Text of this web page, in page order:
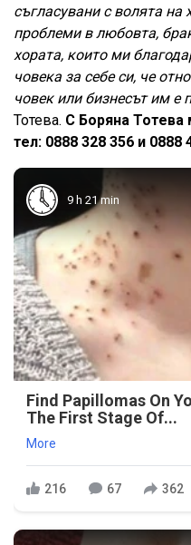
съгласувани с волята
проблеми в любовта,
хората, които ми
човека за себе си, че
човек или бизнесът им е
Тотева. С Боряна
тел: 0888 328 356 и 0888
9 h 21 min
Find Papillomas On
The First Stage Of...
More
216 67 362